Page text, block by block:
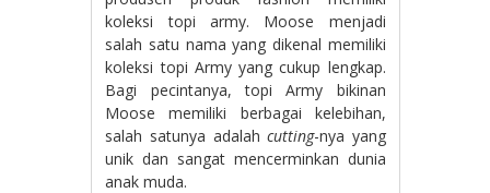
koleksi topi army. Moose menjadi
salah satu nama yang dikenal memiliki
koleksi topi Army yang cukup lengkap.
Bagi pecintanya, topi Army bikinan
Moose memiliki berbagai kelebihan,
salah satunya adalahcutting-nya yang
unik dan sangat mencerminkan dunia
anak muda.